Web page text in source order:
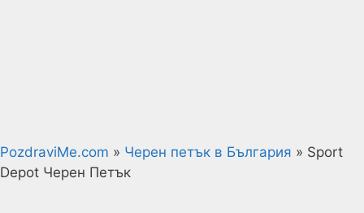
PozdraviMe.com » Черен петък в България » Sport
Depot Черен Петък